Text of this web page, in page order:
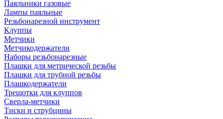
Паяльники газовые
Лампы паяльные
Резьбонарезной инструмент
Клуппы
Метчики
Метчикодержатели
Наборы резьбонарезные
Плашки для метрической резьбы
Плашки для трубной резьбы
Плашкодержатели
Трещотки для клуппов
Сверла-метчики
Тиски и струбцины